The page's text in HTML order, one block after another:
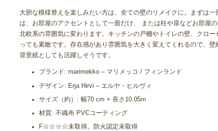
大胆な模様替えを楽しみたい方は、全ての壁のリメイクに。まずは
は、お部屋のアクセントとして一面だけ、 または柱や扉などお部屋
北欧系の雰囲気に変わります。キッチンの戸棚やトイレの壁、クロ
っても素敵です。存在感があり雰囲気を大きく変えてくれるので、
背景紙としても活躍しそうです。
ブランド: marimekko – マリメッコ / フィンランド
デザイン: Erja Hirvi – エルヤ・ヒルヴィ
サイズ（約）: 幅70 cm × 長さ10.05m
材質: 不織布 PVCコーティング
F☆☆☆☆未取得。防火認定未取得